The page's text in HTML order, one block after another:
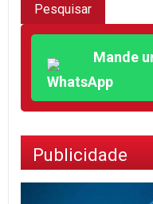
Mande
Publicidade